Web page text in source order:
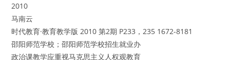
2010
马南云
时代教育·教育教学版 2010 第2期 P233，235 1672-8181
邵阳师范学校；邵阳师范学校招生就业办
政治课教学应重视马克思主义人权观教育